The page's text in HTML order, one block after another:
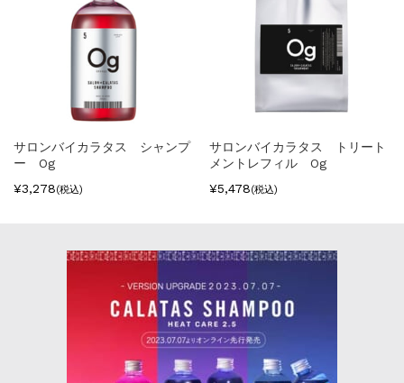
サロンバイカラタス シャンプ
ー Og
¥3,278(税込)
サロンバイカラタス トリート
メントレフィル Og
¥5,478(税込)